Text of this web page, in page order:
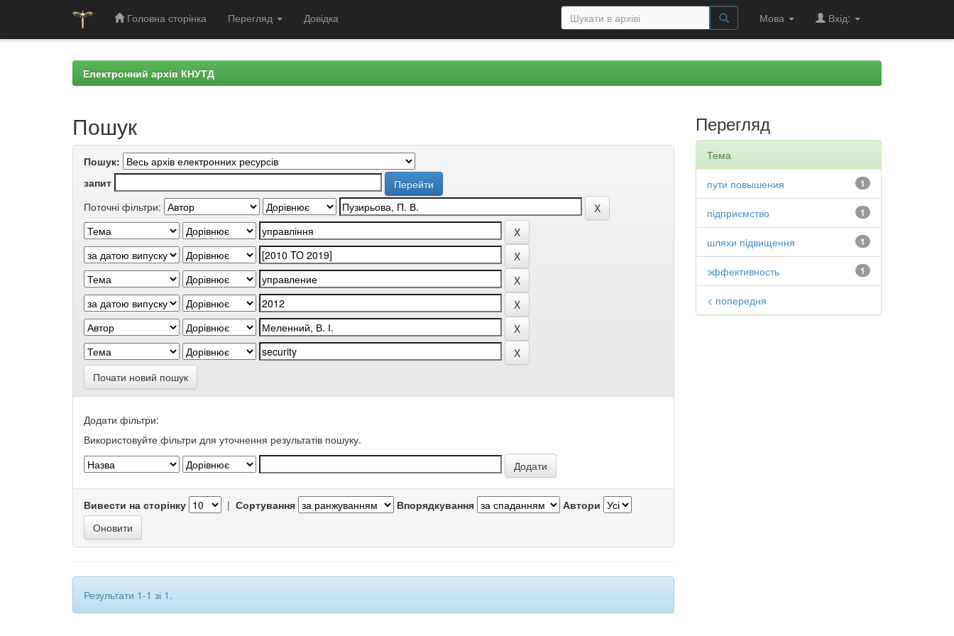
Головна сторінка Перегляд Довідка Мова Вхід:
Електронний архів КНУТД
Пошук
Пошук:
запит
Поточні фільтри:
Почати новий пошук
Додати фільтри:
Використовуйте фільтри для уточнення результатів пошуку.
Вивести на сторінку | Сортування Впорядкування Автори
Результати 1-1 зі 1.
Перегляд
Тема
1
пути повышения
1
підприємство
1
шляхи підвищення
1
эффективность
< попередня